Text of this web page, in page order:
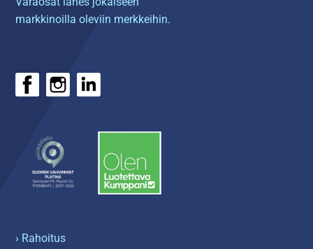
markkinoilla oleviin merkkeihin.
› Rahoitus